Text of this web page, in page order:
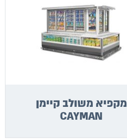
מקפיא משולב קיימן
CAYMAN